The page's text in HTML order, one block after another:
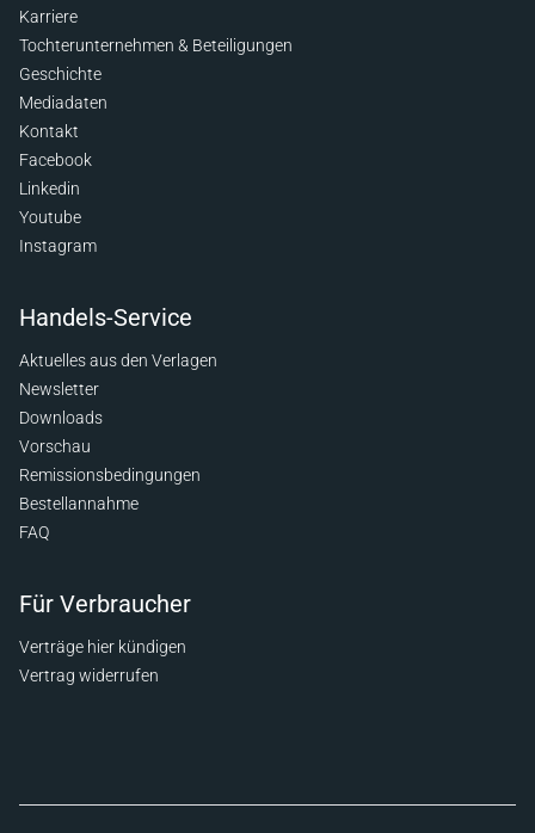
Karriere
Tochterunternehmen & Beteiligungen
Geschichte
Mediadaten
Kontakt
Facebook
Linkedin
Youtube
Instagram
Handels-Service
Aktuelles aus den Verlagen
Newsletter
Downloads
Vorschau
Remissionsbedingungen
Bestellannahme
FAQ
Für Verbraucher
Verträge hier kündigen
Vertrag widerrufen